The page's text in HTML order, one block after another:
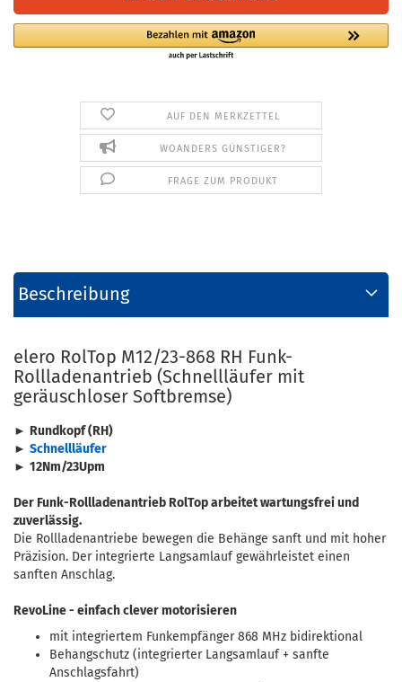
AUF DEN MERKZETTEL
WOANDERS GÜNSTIGER?
FRAGE ZUM PRODUKT
Beschreibung
elero RolTop M12/23-868 RH Funk-
Rollladenantrieb (Schnellläufer mit
geräuschloser Softbremse)
► Rundkopf (RH)
► Schnellläufer
► 12Nm/23Upm
Der Funk-Rollladenantrieb RolTop arbeitet wartungsfrei und
zuverlässig.
Die Rollladenantriebe bewegen die Behänge sanft und mit hoher
Präzision. Der integrierte Langsamlauf gewährleistet einen
sanften Anschlag.
RevoLine - einfach clever motorisieren
mit integriertem Funkempfänger 868 MHz bidirektional
Behangschutz (integrierter Langsamlauf + sanfte
Anschlagsfahrt)